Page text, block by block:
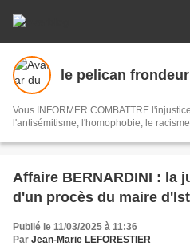
le pelican frondeur
Vous INFORMER COMBATTRE
Affaire BERNARDINI : la
d'un procès du maire
Publié le 11/03/2025 à 11:36
Par Jean-Marie LEFORESTIER